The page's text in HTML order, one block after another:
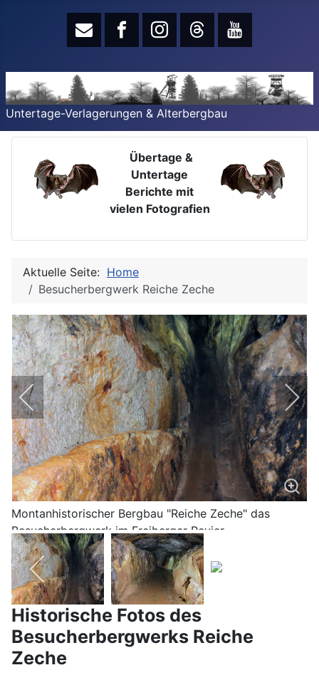
Untertage-Verlagerungen & Alterbergbau
Übertage &
Untertage
Berichte mit
vielen Fotografien
Aktuelle Seite: Home
Besucherbergwerk Reiche Zeche
Montanhistorischer Bergbau "Reiche Zeche" das
Besucherbergwerk im Freiberger Revier
Historische Fotos des
Besucherbergwerks Reiche
Zeche